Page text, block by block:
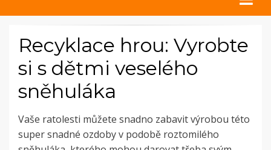
Recyklace hrou: Vyrobte
si s dětmi veselého
sněhuláka
Vaše ratolesti můžete snadno zabavit výrobou této
super snadné ozdoby v podobě roztomilého